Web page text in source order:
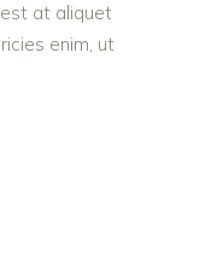
at aliquet
enim, ut